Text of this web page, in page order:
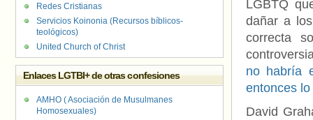
LGBTQ
dañar a
correcta
no habría
entonces
David
Redes Cristianas
Servicios Koinonia (Recursos bíblicos-
teológicos)
United Church of Christ
Enlaces LGTBI+ de otras confesiones
AMHO ( Asociación de Musulmanes
Homosexuales)